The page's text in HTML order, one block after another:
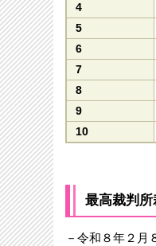
4
5
6
7
8
9
10
最高裁判
－令和８年２月